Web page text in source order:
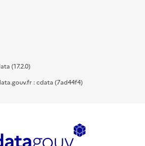
(17.2.0)
: cdata (7ad44f4)